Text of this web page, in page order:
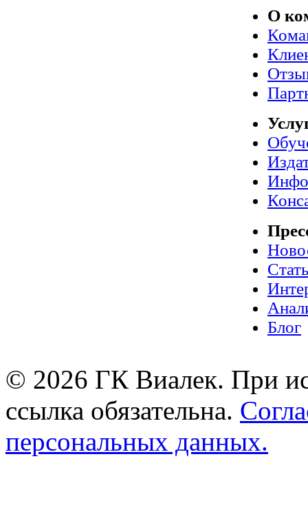
О
Блог
© 2026 ГК Виалек. При
ссылка обязательна.
персональных данных.